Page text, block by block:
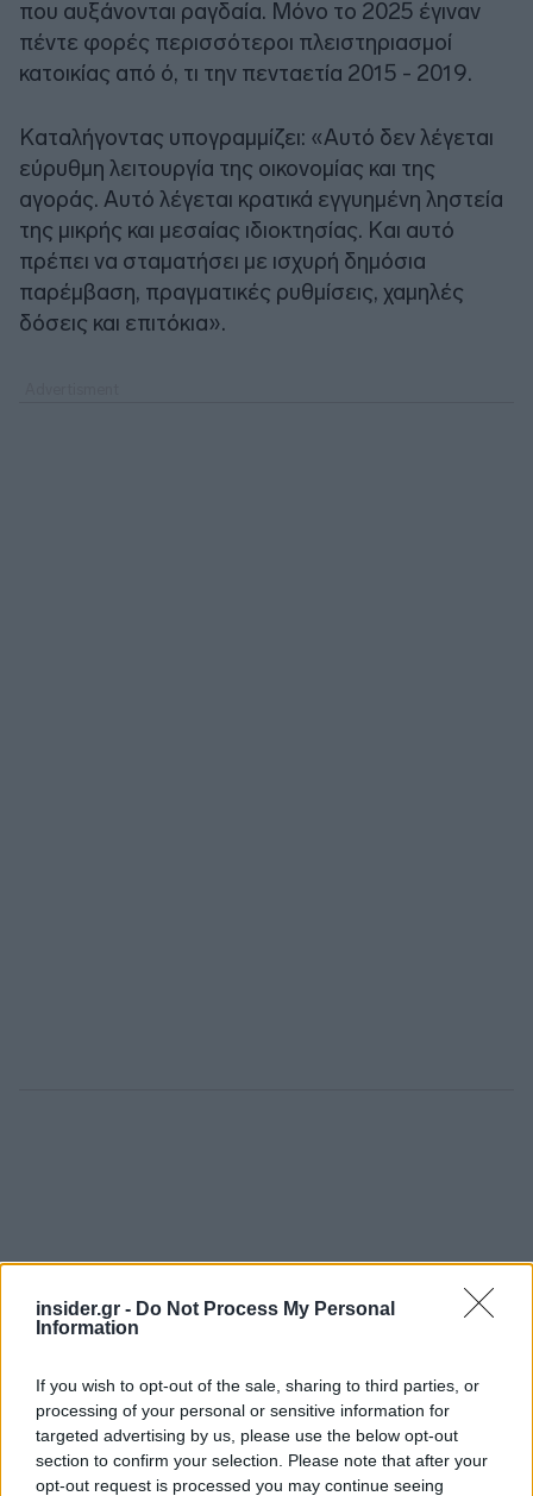
insider.gr - Do Not Process My Personal
Information
If you wish to opt-out of the sale, sharing to third parties, or
processing of your personal or sensitive information for
targeted advertising by us, please use the below opt-out
section to confirm your selection. Please note that after your
opt-out request is processed you may continue seeing
που αυξάνονται ραγδαία. Μόνο το 2025 έγιναν
πέντε φορές περισσότεροι πλειστηριασμοί
κατοικίας από ό, τι την πενταετία 2015 - 2019.
Καταλήγοντας υπογραμμίζει: «Αυτό δεν λέγεται
εύρυθμη λειτουργία της οικονομίας και της
αγοράς. Αυτό λέγεται κρατικά εγγυημένη ληστεία
της μικρής και μεσαίας ιδιοκτησίας. Και αυτό
πρέπει να σταματήσει με ισχυρή δημόσια
παρέμβαση, πραγματικές ρυθμίσεις, χαμηλές
δόσεις και επιτόκια».